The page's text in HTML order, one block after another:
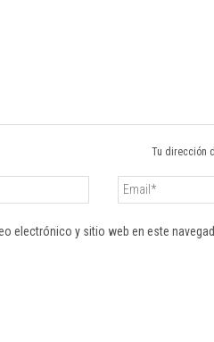
Tu dirección
electrónico y sitio web en este